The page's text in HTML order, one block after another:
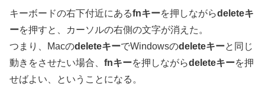
キーボードの右下付近にあるfnキーを押しながらdeleteキ
ーを押すと、カーソルの右側の文字が消えた。
つまり、MacのdeleteキーでWindowsのdeleteキーと同じ
動きをさせたい場合、 fnキーを押しながらdeleteキーを押
せばよい、ということになる。